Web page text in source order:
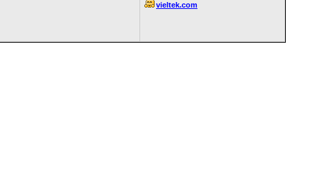
vieltek.com